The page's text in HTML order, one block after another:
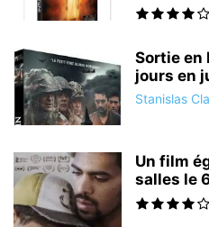
Sortie en
jours en
Stanislas
Un film
salles le